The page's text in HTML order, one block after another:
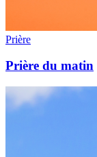
Prière
Prière du matin